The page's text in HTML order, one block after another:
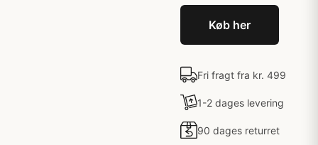
Køb her
Fri fragt fra kr. 499
1-2 dages levering
90 dages returret